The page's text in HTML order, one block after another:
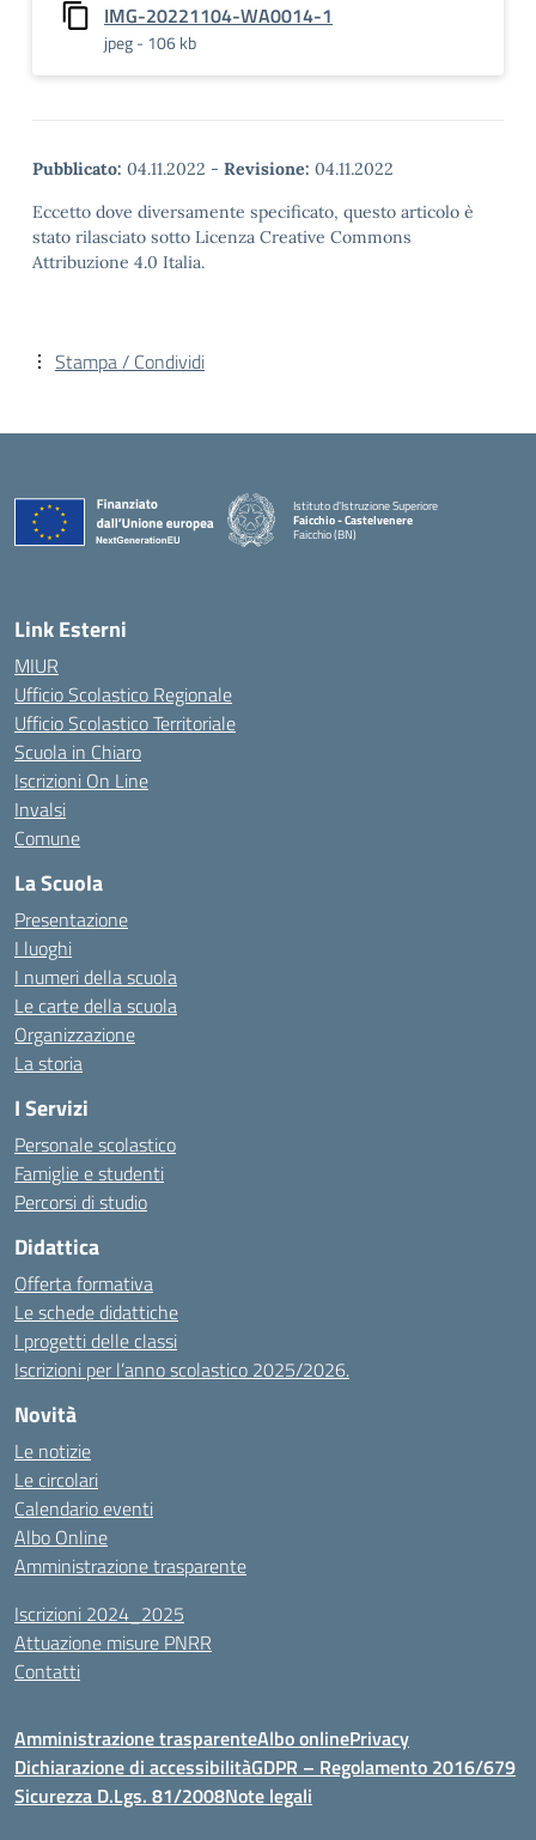
IMG-20221104-WA0014-1
jpeg - 106 kb
Pubblicato: 04.11.2022 - Revisione: 04.11.2022
Eccetto dove diversamente specificato, questo articolo è
stato rilasciato sotto Licenza Creative Commons
Attribuzione 4.0 Italia.
Stampa / Condividi
Istituto d'Istruzione Superiore
Faicchio - Castelvenere
Faicchio (BN)
Link Esterni
MIUR
Ufficio Scolastico Regionale
Ufficio Scolastico Territoriale
Scuola in Chiaro
Iscrizioni On Line
Invalsi
Comune
La Scuola
Presentazione
I luoghi
I numeri della scuola
Le carte della scuola
Organizzazione
La storia
I Servizi
Personale scolastico
Famiglie e studenti
Percorsi di studio
Didattica
Offerta formativa
Le schede didattiche
I progetti delle classi
Iscrizioni per l’anno scolastico 2025/2026.
Novità
Le notizie
Le circolari
Calendario eventi
Albo Online
Amministrazione trasparente
Iscrizioni 2024_2025
Attuazione misure PNRR
Contatti
Amministrazione trasparenteAlbo onlinePrivacy
Dichiarazione di accessibilitàGDPR – Regolamento 2016/679
Sicurezza D.Lgs. 81/2008Note legali